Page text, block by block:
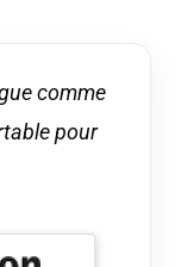
comme
pour